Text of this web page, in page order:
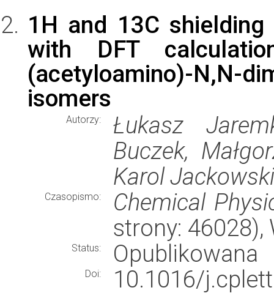
1H and 13C
with DFT
(acetyloamino)-N,N-
isomers
Autorzy:
Łukasz
Buczek,
Karol Jackowski
Czasopismo:
Chemical
strony:
Status: Opublikowana
Doi:
10.1016/